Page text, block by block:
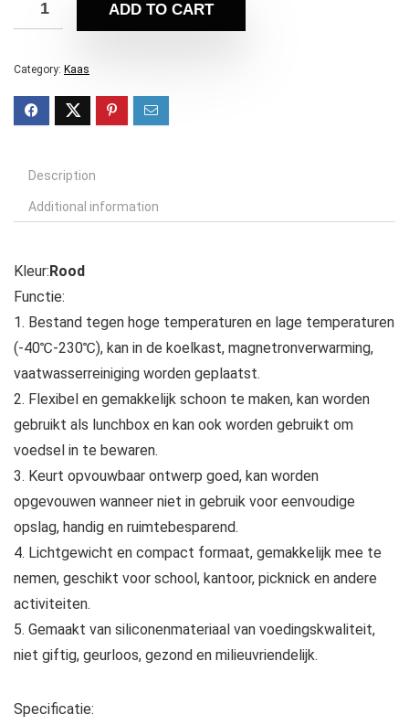
ADD TO CART
Category: Kaas
Description
Additional information
Kleur:Rood
Functie:
1. Bestand tegen hoge temperaturen en lage temperaturen
(-40℃-230℃), kan in de koelkast, magnetronverwarming,
vaatwasserreiniging worden geplaatst.
2. Flexibel en gemakkelijk schoon te maken, kan worden
gebruikt als lunchbox en kan ook worden gebruikt om
voedsel in te bewaren.
3. Keurt opvouwbaar ontwerp goed, kan worden
opgevouwen wanneer niet in gebruik voor eenvoudige
opslag, handig en ruimtebesparend.
4. Lichtgewicht en compact formaat, gemakkelijk mee te
nemen, geschikt voor school, kantoor, picknick en andere
activiteiten.
5. Gemaakt van siliconenmateriaal van voedingskwaliteit,
niet giftig, geurloos, gezond en milieuvriendelijk.
Specificatie: